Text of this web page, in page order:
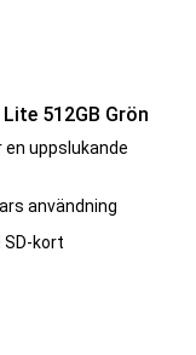
512GB Grön
uppslukande
användning
kort